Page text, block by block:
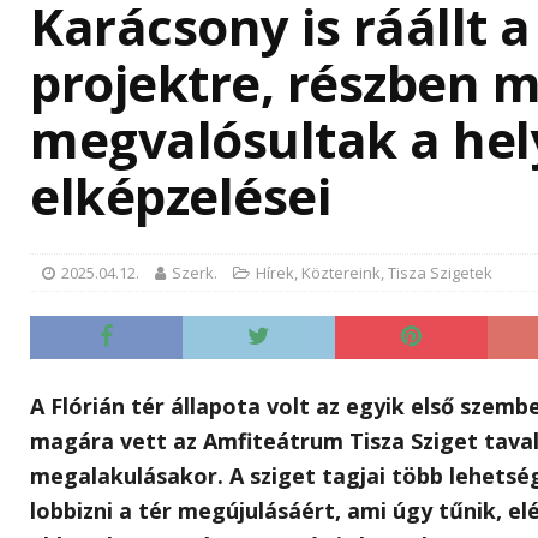
Karácsony is ráállt
projektre, részben
megvalósultak a
elképzelései
2025.04.12. Szerk. Hírek, Köztereink,Tisza Szigetek
A Flórián tér állapota volt az egyik első
magára vett az Amfiteátrum Tisza Sziget
megalakulásakor. A sziget tagjai több
lobbizni a tér megújulásáért, ami úgy tűnik,
„A”
a